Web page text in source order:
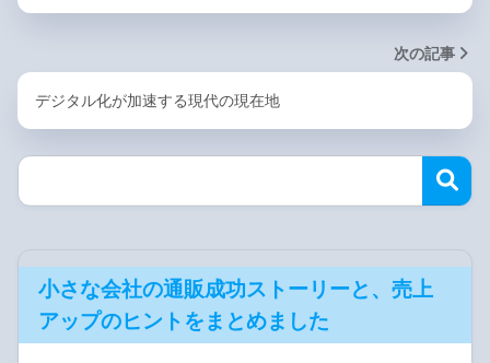
次の記事
デジタル化が加速する現代の現在地
小さな会社の通販成功ストーリーと、売上
アップのヒントをまとめました